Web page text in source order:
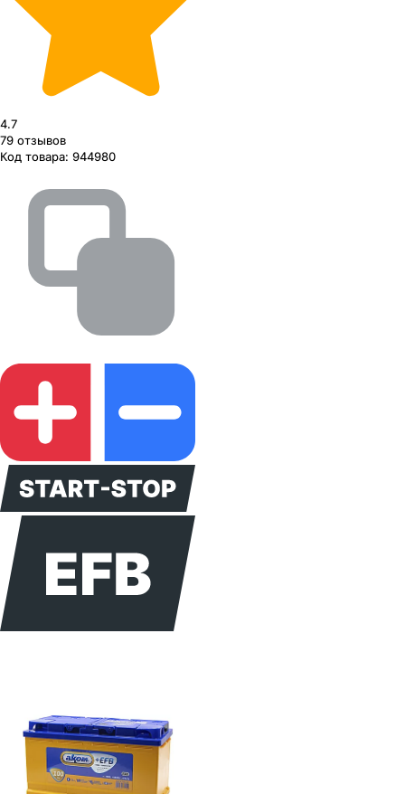
4.7
79 отзывов
Код товара: 944980